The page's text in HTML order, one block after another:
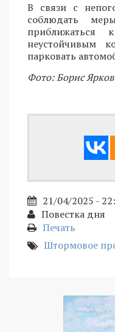
В связи с
соблюдать
неустойчивым
парковать
Фото: Борис Ярков
21/04/2025 -
Повестка дня
Печать
Штормовое